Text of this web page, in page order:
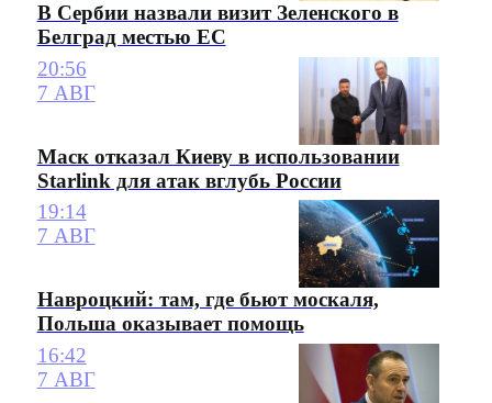
В Сербии назвали визит Зеленского в
Белград местью ЕС
20:56
7 АВГ
Маск отказал Киеву в использовании
Starlink для атак вглубь России
19:14
7 АВГ
Навроцкий: там, где бьют москаля,
Польша оказывает помощь
16:42
7 АВГ